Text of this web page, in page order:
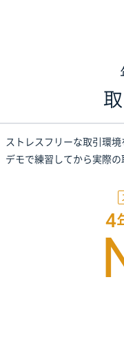
ストレスフリーな取引環境
デモで練習してから実際の
4